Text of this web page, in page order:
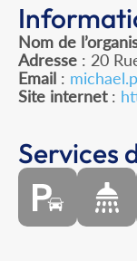
Nom de
Adresse : 20
Email :
Site internet:
Services